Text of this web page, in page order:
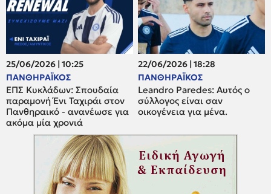
25/06/2026 | 10:25
ΠΑΝΘΗΡΑΪΚΟΣ
ΕΠΣ Κυκλάδων: Σπουδαία
παραμονή Ένι Ταχιράι στον
Πανθηραικό - ανανέωσε για
ακόμα μία χρονιά
22/06/2026 | 18:28
ΠΑΝΘΗΡΑΪΚΟΣ
Leandro Paredes: Αυτός ο
σύλλογος είναι σαν
οικογένεια για μένα.